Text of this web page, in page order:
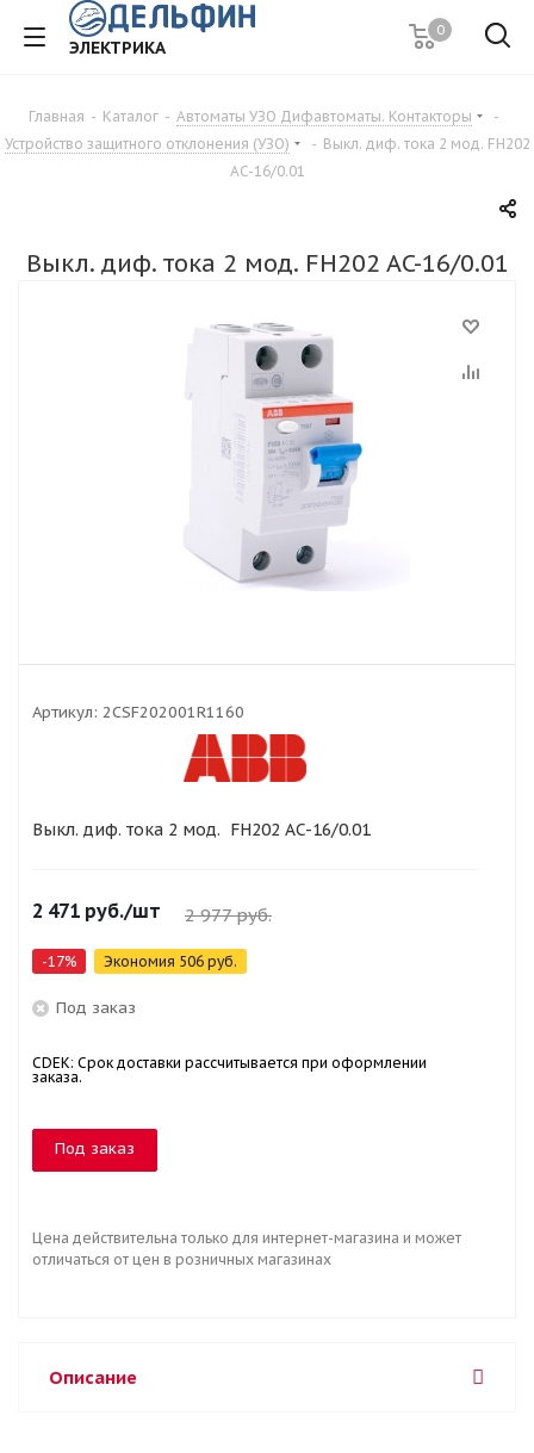
ЭЛЕКТРИКА
0
Главная - Каталог - Автоматы УЗО Дифавтоматы. Контакторы
-
Устройство защитного отклонения (УЗО)
- Выкл. диф. тока 2 мод. FH202
AC-16/0.01
Выкл. диф. тока 2 мод. FH202 AC-16/0.01
Артикул: 2CSF202001R1160
Выкл. диф. тока 2 мод. FH202 AC-16/0.01
2 471 руб./шт 2 977руб.
-17% Экономия 506 руб.
Под заказ
CDEK: Срок доставки рассчитывается при оформлении
заказа.
Под заказ
Цена действительна только для интернет-магазина и может
отличаться от цен в розничных магазинах
Описание